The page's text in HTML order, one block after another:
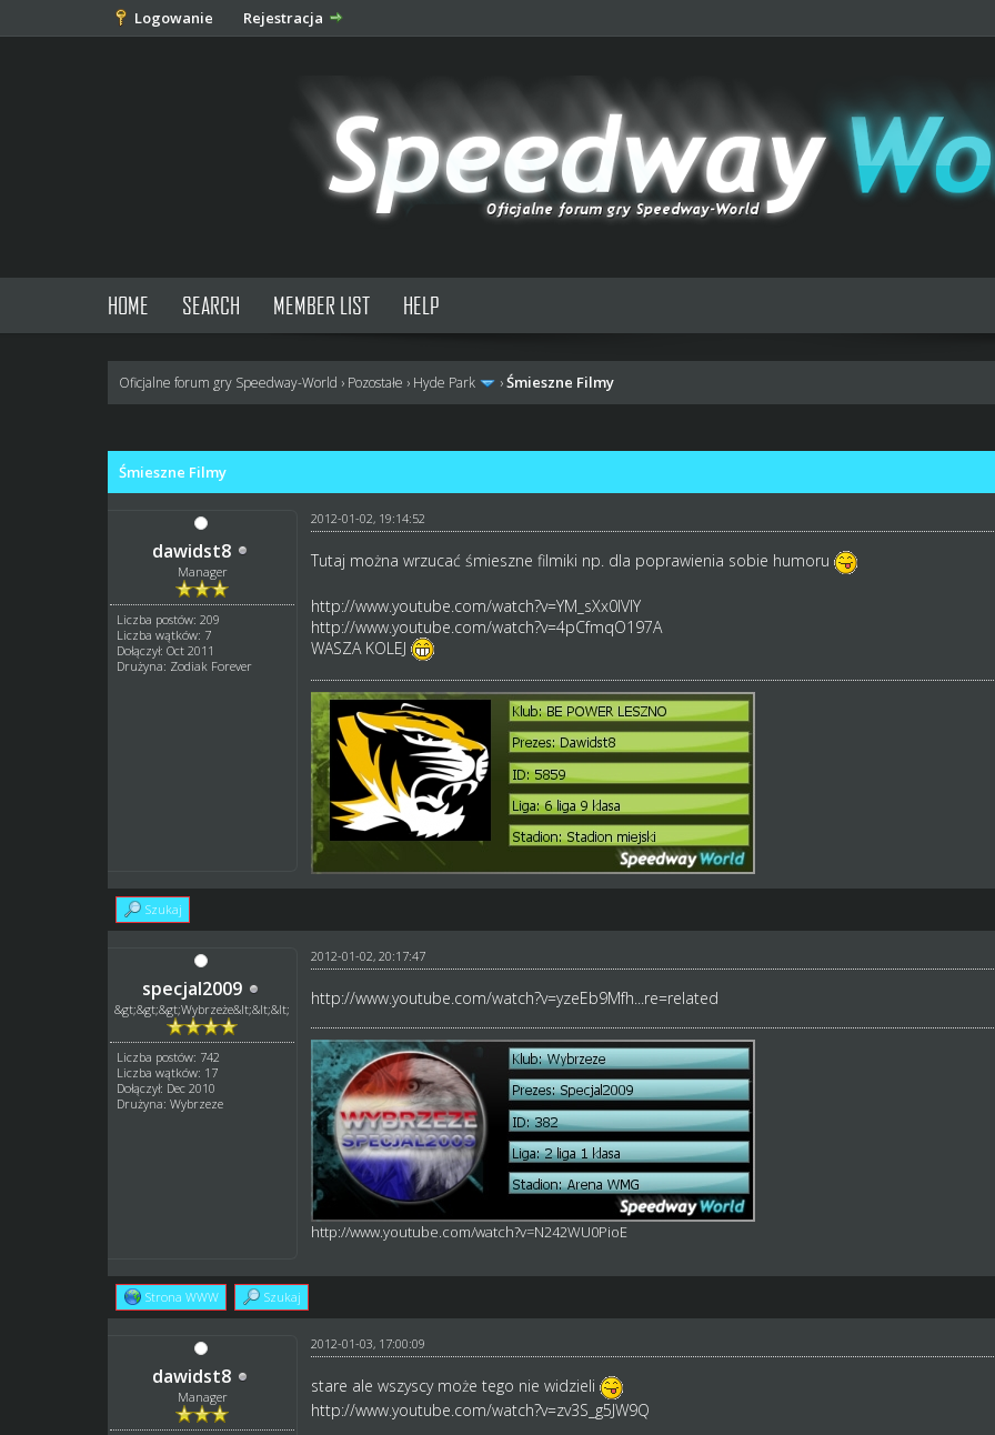
Logowanie Rejestracja
HOME SEARCH MEMBER LIST HELP
Oficjalne forum gry Speedway-World › Pozostałe › Hyde Park ›Śmieszne Filmy
Śmieszne Filmy
dawidst8
Manager
Liczba postów: 209
Liczba wątków: 7
Dołączył: Oct 2011
Drużyna: Zodiak Forever
2012-01-02, 19:14:52
Tutaj można wrzucać śmieszne filmiki np. dla poprawienia sobie humoru
http://www.youtube.com/watch?v=YM_sXx0lVlY
http://www.youtube.com/watch?v=4pCfmqO197A
WASZA KOLEJ
Szukaj
specjal2009
&gt;&gt;&gt;Wybrzeże&lt;&lt;&lt;
Liczba postów: 742
Liczba wątków: 17
Dołączył: Dec 2010
Drużyna: Wybrzeze
2012-01-02, 20:17:47
http://www.youtube.com/watch?v=yzeEb9Mfh...re=related
http://www.youtube.com/watch?v=N242WU0PioE
Strona WWW Szukaj
dawidst8
Manager
2012-01-03, 17:00:09
stare ale wszyscy może tego nie widzieli
http://www.youtube.com/watch?v=zv3S_g5JW9Q